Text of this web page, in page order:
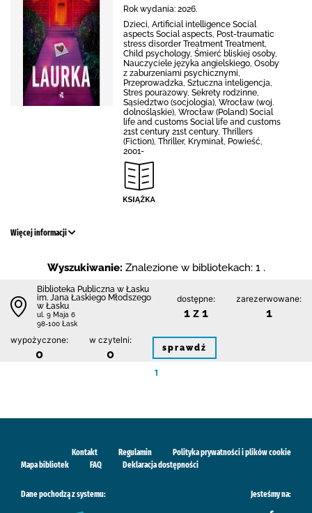
Rok wydania: 2026.
Dzieci, Artificial intelligence Social
aspects Social aspects, Post-traumatic
stress disorder Treatment Treatment,
Child psychology, Śmierć bliskiej osoby,
Nauczyciele języka angielskiego, Osoby
z zaburzeniami psychicznymi,
Przeprowadzka, Sztuczna inteligencja,
Stres pourazowy, Sekrety rodzinne,
Sąsiedztwo (socjologia), Wrocław (woj.
dolnośląskie), Wrocław (Poland) Social
life and customs Social life and customs
21st century 21st century, Thrillers
(Fiction), Thriller, Kryminał, Powieść,
2001-
Więcej informacji
Wyszukiwanie: Znalezione w bibliotekach: 1 .
Biblioteka Publiczna w Łasku
im. Jana Łaskiego Młodszego
w Łasku
ul. 9 Maja 6
98-100 Łask
dostępne:
1 z 1
zarezerwowane:
1
wypożyczone:
0
w czytelni:
0 sprawdź
1
Kontakt Regulamin
Polityka prywatności i plików cookie
Mapa bibliotek
FAQ Deklaracja dostępności
Dane pochodzą z systemu: Jesteśmy na: